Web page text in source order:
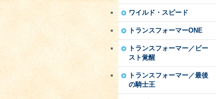
ワイルド・スピード
トランスフォーマーONE
トランスフォーマー／ビー
スト覚醒
トランスフォーマー／最後
の騎士王